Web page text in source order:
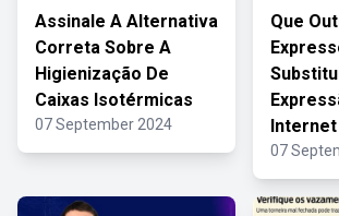
Assinale A Alternativa
Correta Sobre A
Higienização De
Caixas Isotérmicas
07 September 2024
Que
Internet
07